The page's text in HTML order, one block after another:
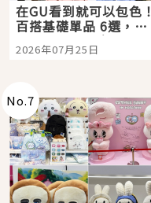
在GU看到就可以包色！
百搭基礎單品 6選，閉
眼全收也不心疼
2026年07月25日
No.7